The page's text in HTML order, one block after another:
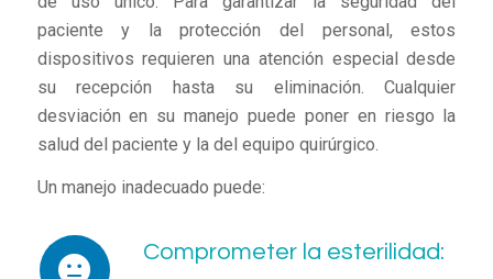
paciente y la protección del personal, estos
dispositivos requieren una atención especial desde
su recepción hasta su eliminación. Cualquier
desviación en su manejo puede poner en riesgo la
salud del paciente y la del equipo quirúrgico.
Un manejo inadecuado puede:
Comprometer la esterilidad: